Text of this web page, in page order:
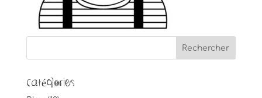
Catégories